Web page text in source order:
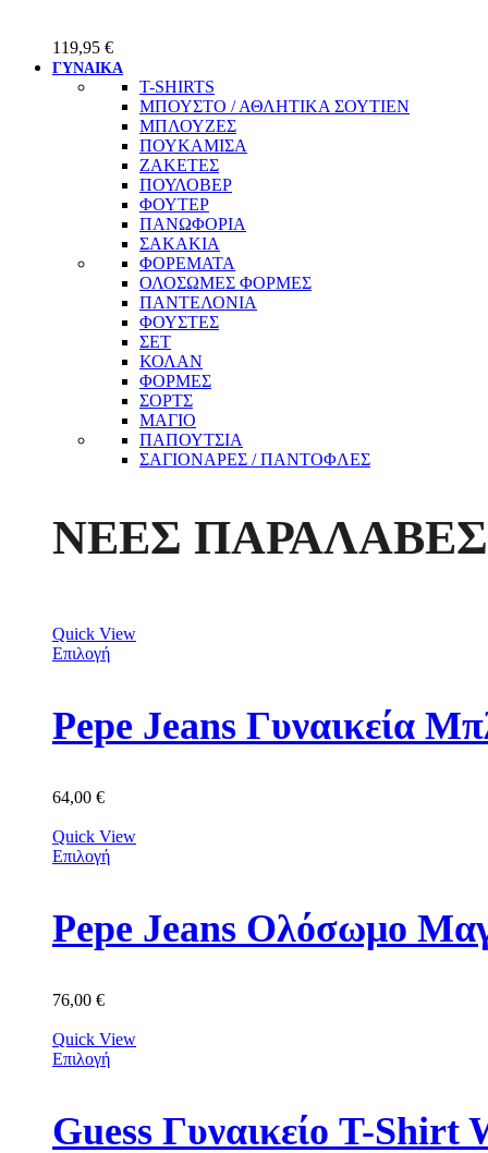
119,95 €
ΓΥΝΑΙΚΑ
T-SHIRTS
ΜΠΟΥΣΤΟ / ΑΘΛΗΤΙΚΑ ΣΟΥΤΙΕΝ
ΜΠΛΟΥΖΕΣ
ΠΟΥΚΑΜΙΣΑ
ΖΑΚΕΤΕΣ
ΠΟΥΛΟΒΕΡ
ΦΟΥΤΕΡ
ΠΑΝΩΦΟΡΙΑ
ΣΑΚΑΚΙΑ
ΦΟΡΕΜΑΤΑ
ΟΛΟΣΩΜΕΣ ΦΟΡΜΕΣ
ΠΑΝΤΕΛΟΝΙΑ
ΦΟΥΣΤΕΣ
ΣΕΤ
ΚΟΛΑΝ
ΦΟΡΜΕΣ
ΣΟΡΤΣ
ΜΑΓΙΟ
ΠΑΠΟΥΤΣΙΑ
ΣΑΓΙΟΝΑΡΕΣ / ΠΑΝΤΟΦΛΕΣ
ΝΕΕΣ ΠΑΡΑΛΑΒΕΣ
Quick View
Επιλογή
Pepe Jeans Γυναικεία
64,00 €
Quick View
Επιλογή
Pepe Jeans Ολόσωμο
76,00 €
Quick View
Επιλογή
Guess Γυναικείο T-